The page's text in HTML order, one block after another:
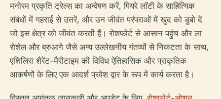
मनोरम प्रकृति ट्रेल्स का अन्वेषण करें, पियरे लॉटी के साहित्यिक
संबंधों में गहराई से उतरें, और उन जीवंत परंपराओं में खुद को डुबो दें
जो इस क्षेत्र को जीवंत करती हैं। रोशफोर्ट से आसान पहुंच और ला
रोशेल और ब्रुआगे जैसे अन्य उल्लेखनीय गंतव्यों से निकटता के साथ,
एशिलिस शैरेंट-मैरीटाइम की विविध ऐतिहासिक और प्राकृतिक
आकर्षणों के लिए एक आदर्श प्रवेश द्वार के रूप में कार्य करता है।